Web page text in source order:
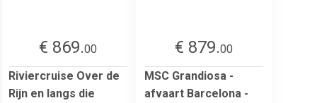
€ 869.00
Riviercruise Over de
Rijn en langs die
€ 879.00
MSC Grandiosa -
afvaart Barcelona -